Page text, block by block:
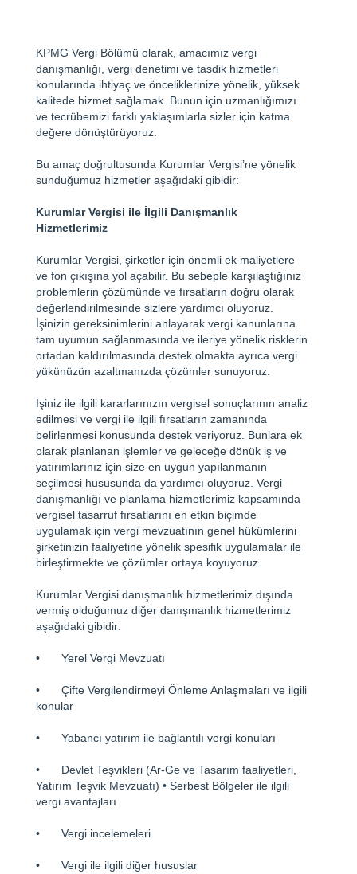
KPMG Vergi Bölümü olarak, amacımız vergi
danışmanlığı, vergi denetimi ve tasdik hizmetleri
konularında ihtiyaç ve önceliklerinize yönelik, yüksek
kalitede hizmet sağlamak. Bunun için uzmanlığımızı
ve tecrübemizi farklı yaklaşımlarla sizler için katma
değere dönüştürüyoruz.
Bu amaç doğrultusunda Kurumlar Vergisi’ne yönelik
sunduğumuz hizmetler aşağıdaki gibidir:
Kurumlar Vergisi ile İlgili Danışmanlık
Hizmetlerimiz
Kurumlar Vergisi, şirketler için önemli ek maliyetlere
ve fon çıkışına yol açabilir. Bu sebeple karşılaştığınız
problemlerin çözümünde ve fırsatların doğru olarak
değerlendirilmesinde sizlere yardımcı oluyoruz.
İşinizin gereksinimlerini anlayarak vergi kanunlarına
tam uyumun sağlanmasında ve ileriye yönelik risklerin
ortadan kaldırılmasında destek olmakta ayrıca vergi
yükünüzün azaltmanızda çözümler sunuyoruz.
İşiniz ile ilgili kararlarınızın vergisel sonuçlarının analiz
edilmesi ve vergi ile ilgili fırsatların zamanında
belirlenmesi konusunda destek veriyoruz. Bunlara ek
olarak planlanan işlemler ve geleceğe dönük iş ve
yatırımlarınız için size en uygun yapılanmanın
seçilmesi hususunda da yardımcı oluyoruz. Vergi
danışmanlığı ve planlama hizmetlerimiz kapsamında
vergisel tasarruf fırsatlarını en etkin biçimde
uygulamak için vergi mevzuatının genel hükümlerini
şirketinizin faaliyetine yönelik spesifik uygulamalar ile
birleştirmekte ve çözümler ortaya koyuyoruz.
Kurumlar Vergisi danışmanlık hizmetlerimiz dışında
vermiş olduğumuz diğer danışmanlık hizmetlerimiz
aşağıdaki gibidir:
• Yerel Vergi Mevzuatı
•
Çifte Vergilendirmeyi Önleme Anlaşmaları ve ilgili
konular
• Yabancı yatırım ile bağlantılı vergi konuları
•
Devlet Teşvikleri (Ar-Ge ve Tasarım faaliyetleri,
Yatırım Teşvik Mevzuatı) • Serbest Bölgeler ile ilgili
vergi avantajları
• Vergi incelemeleri
• Vergi ile ilgili diğer hususlar